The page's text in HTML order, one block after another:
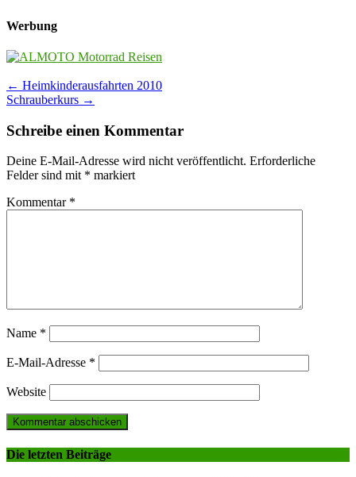
Werbung
Post
navigation
← Heimkinderausfahrten 2010
Schrauberkurs →
Schreibe einen Kommentar
Deine E-Mail-Adresse wird nicht veröffentlicht. Erforderliche
Felder sind mit * markiert
Kommentar *
Name *
E-Mail-Adresse *
Website
Die letzten Beiträge